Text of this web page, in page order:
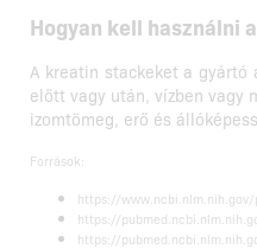
Hogyan kell használni
A kreatin stackeket a
előtt vagy után, vízben vagy
izomtömeg, erő és
Források:
https://
https://
https://